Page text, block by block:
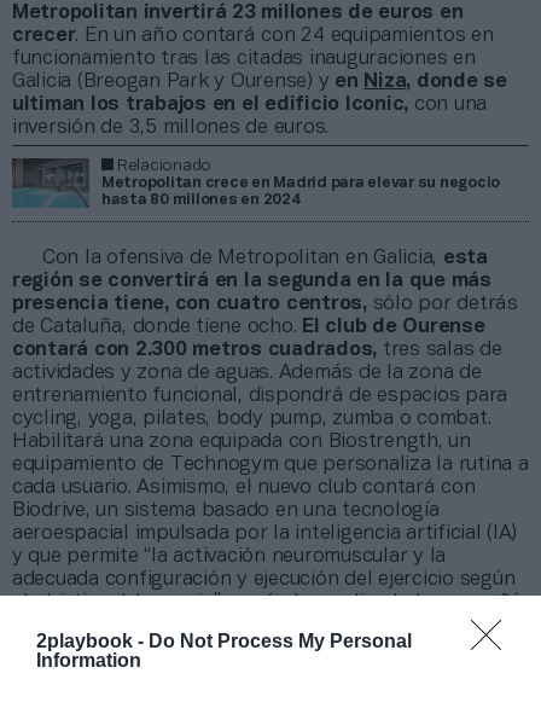
2playbook - Do Not Process My Personal
Information
Metropolitan invertirá 23 millones de euros en
crecer. En un año contará con 24 equipamientos en
funcionamiento tras las citadas inauguraciones en
Galicia (Breogan Park y Ourense) y en Niza, donde se
ultiman los trabajos en el edificio Iconic, con una
inversión de 3,5 millones de euros.
Relacionado
Metropolitan crece en Madrid para elevar su negocio
hasta 80 millones en 2024
Con la ofensiva de Metropolitan en Galicia, esta
región se convertirá en la segunda en la que más
presencia tiene, con cuatro centros, sólo por detrás
de Cataluña, donde tiene ocho. El club de Ourense
contará con 2.300 metros cuadrados, tres salas de
actividades y zona de aguas. Además de la zona de
entrenamiento funcional, dispondrá de espacios para
cycling, yoga, pilates, body pump, zumba o combat.
Habilitará una zona equipada con Biostrength, un
equipamiento de Technogym que personaliza la rutina a
cada usuario. Asimismo, el nuevo club contará con
Biodrive, un sistema basado en una tecnología
aeroespacial impulsada por la inteligencia artificial (IA)
y que permite “la activación neuromuscular y la
adecuada configuración y ejecución del ejercicio según
El centro también tendrá espacios
de coworking.